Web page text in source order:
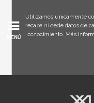
Utilizamos únicamente
recaba ni cede datos de
conocimiento. Más
MENÚ